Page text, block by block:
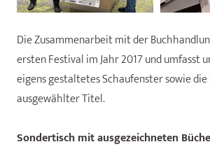
Die Zusammenarbeit mit der
ersten Festival im Jahr 2017 und umfasst
eigens gestaltetes Schaufenster sowie
ausgewählter Titel.
Sondertisch mit ausgezeichneten